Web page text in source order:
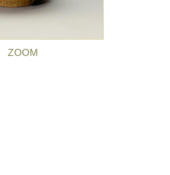
ZOOM